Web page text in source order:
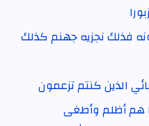
فذلك نجزيه جهنم كذلك
الذين كنتم تزعمون
هم أظلم وأطغى